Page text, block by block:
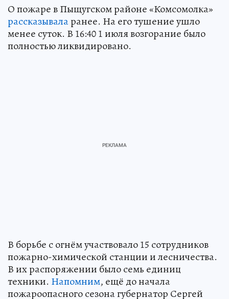
О пожаре в Пыщугском районе «Комсомолка»
рассказываларанее. На его тушение ушло
менее суток. В 16:40 1 июля возгорание было
полностью ликвидировано.
В борьбе с огнём участвовало 15 сотрудников
пожарно-химической станции и лесничества.
В их распоряжении было семь единиц
техники. Напомним, ещё до начала
пожароопасного сезона губернатор Сергей